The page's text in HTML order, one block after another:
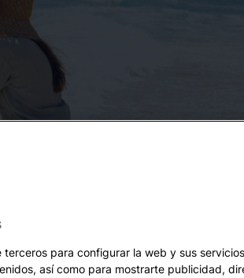
para configurar la web y sus
así como para mostrarte publicidad,